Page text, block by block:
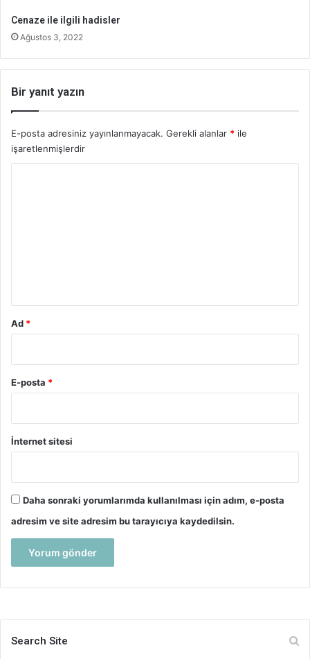
Cenaze ile ilgili hadisler
Ağustos 3, 2022
Bir yanıt yazın
E-posta adresiniz yayınlanmayacak. Gerekli alanlar * ile
işaretlenmişlerdir
Ad *
E-posta *
İnternet sitesi
Daha sonraki yorumlarımda kullanılması için adım, e-posta
adresim ve site adresim bu tarayıcıya kaydedilsin.
Search Site